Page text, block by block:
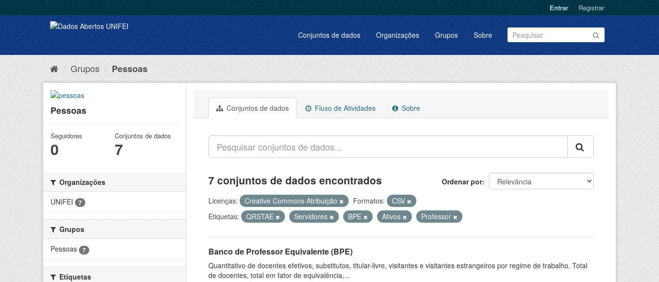
Entrar Registrar
Conjuntos de dados Organizações Grupos Sobre
Grupos Pessoas
Pessoas
Seguidores
0
Conjuntos de dados
7
Organizações
UNIFEI
7
Grupos
Pessoas
7
Etiquetas
Conjuntos de dados Fluxo de Atividades Sobre
Ordenar por
7 conjuntos de dados encontrados
Licenças: Creative Commons Atribuição Formatos:
CSV
Etiquetas:
QRSTAE Servidores BPE Ativos Professor
Banco de Professor Equivalente (BPE)
Quantitativo de docentes efetivos, substitutos, titular-livre, visitantes e visitantes estrangeiros por regime de trabalho. Total
de docentes, total em fator de equivalência,...